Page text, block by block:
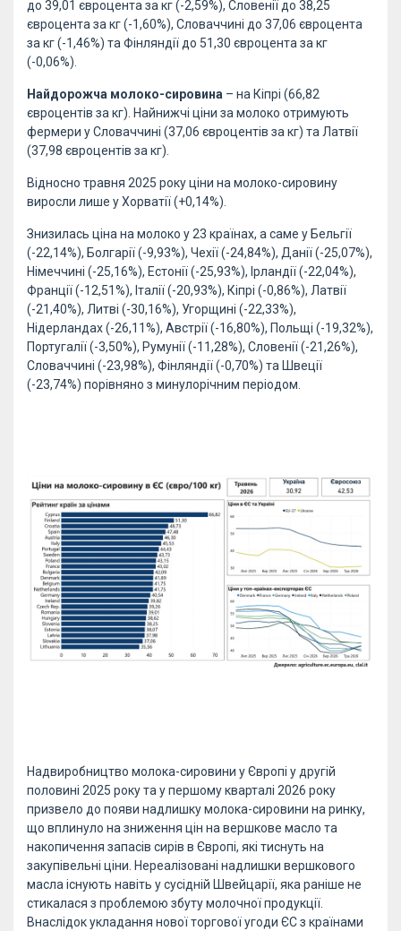
до 39,01 євроцента за кг (-2,59%), Словенії до 38,25
євроцента за кг (-1,60%), Словаччині до 37,06 євроцента
за кг (-1,46%) та Фінляндії до 51,30 євроцента за кг
(-0,06%).
Найдорожча молоко-сировина – на Кіпрі (66,82
євроцентів за кг). Найнижчі ціни за молоко отримують
фермери у Словаччині (37,06 євроцентів за кг) та Латвії
(37,98 євроцентів за кг).
Відносно травня 2025 року ціни на молоко-сировину
виросли лише у Хорватії (+0,14%).
Знизилась ціна на молоко у 23 країнах, а саме у Бельгії
(-22,14%), Болгарії (-9,93%), Чехії (-24,84%), Данії (-25,07%),
Німеччині (-25,16%), Естонії (-25,93%), Ірландії (-22,04%),
Франції (-12,51%), Італії (-20,93%), Кіпрі (-0,86%), Латвії
(-21,40%), Литві (-30,16%), Угорщині (-22,33%),
Нідерландах (-26,11%), Австрії (-16,80%), Польщі (-19,32%),
Португалії (-3,50%), Румунії (-11,28%), Словенії (-21,26%),
Словаччині (-23,98%), Фінляндії (-0,70%) та Швеції
(-23,74%) порівняно з минулорічним періодом.
Надвиробництво молока-сировини у Європі у другій
половині 2025 року та у першому кварталі 2026 року
призвело до появи надлишку молока-сировини на ринку,
що вплинуло на зниження цін на вершкове масло та
накопичення запасів сирів в Європі, які тиснуть на
закупівельні ціни. Нереалізовані надлишки вершкового
масла існують навіть у сусідній Швейцарії, яка раніше не
стикалася з проблемою збуту молочної продукції.
Внаслідок укладання нової торгової угоди ЄС з країнами